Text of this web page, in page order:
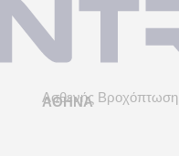
Ασθενής Βροχόπτωση